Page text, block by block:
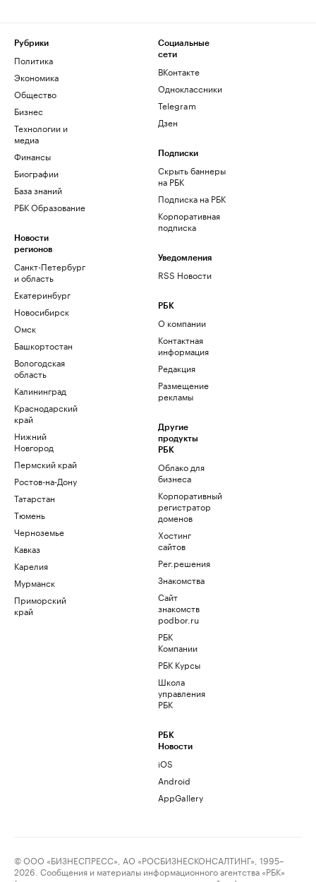
Рубрики
Политика
Экономика
Общество
Бизнес
Технологии и
медиа
Финансы
Биографии
База знаний
РБК Образование
Новости
регионов
Санкт-Петербург
и область
Екатеринбург
Новосибирск
Омск
Башкортостан
Вологодская
область
Калининград
Краснодарский
край
Нижний
Новгород
Пермский край
Ростов-на-Дону
Татарстан
Тюмень
Черноземье
Кавказ
Карелия
Мурманск
Приморский
край
Социальные
сети
ВКонтакте
Одноклассники
Telegram
Дзен
Подписки
Скрыть баннеры
на РБК
Подписка на РБК
Корпоративная
подписка
Уведомления
RSS Новости
РБК
О компании
Контактная
информация
Редакция
Размещение
рекламы
Другие
продукты
РБК
Облако для
бизнеса
Корпоративный
регистратор
доменов
Хостинг
сайтов
Рег.решения
Знакомства
Сайт
знакомств
podbor.ru
РБК
Компании
РБК Курсы
Школа
управления
РБК
РБК
Новости
iOS
Android
AppGallery
© ООО «БИЗНЕСПРЕСС», АО «РОСБИЗНЕСКОНСАЛТИНГ», 1995–
2026. Сообщения и материалы информационного агентства «РБК»